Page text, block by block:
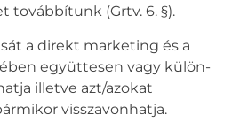
továbbítunk (Grtv. 6. §).
a direkt marketing és a
együttesen vagy külön-
illetve azt/azokat
visszavonhatja.